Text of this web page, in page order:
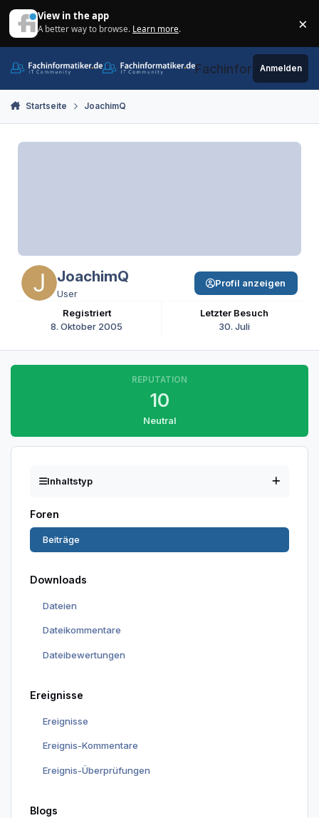
View in the app
A better way to browse. Learn more. ×
Fachinformatiker.de
Anmelden
Startseite JoachimQ
JoachimQ
User
Registriert
8. Oktober 2005
Letzter Besuch
30. Juli
Profil anzeigen
REPUTATION
10
Neutral
Inhaltstyp
Foren
Beiträge
Downloads
Dateien
Dateikommentare
Dateibewertungen
Ereignisse
Ereignisse
Ereignis-Kommentare
Ereignis-Überprüfungen
Blogs